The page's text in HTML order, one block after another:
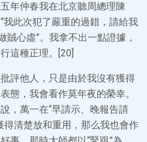
年仲春我在北京聽周總理陳
我此次犯了嚴重的過錯，請給我
賊心虛”。我拿不出一點證據，
這種正理。[20]
評他人，只是由於我沒有獲得
態，我會看作莫年夜的榮幸。
，萬一在“早請示、晚報告請
得清楚放和重用，那么我也會作